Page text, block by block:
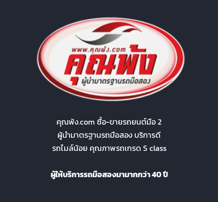
คุณพ้ง.com ซื้อ-ขายรถยนต์มือ 2
ผู้นำมาตรฐานรถมือสอง บริการดี
รถไมล์น้อย คุณภาพรถเกรด S class
ผู้ให้บริการรถมือสองมามากกว่า 40 ปี